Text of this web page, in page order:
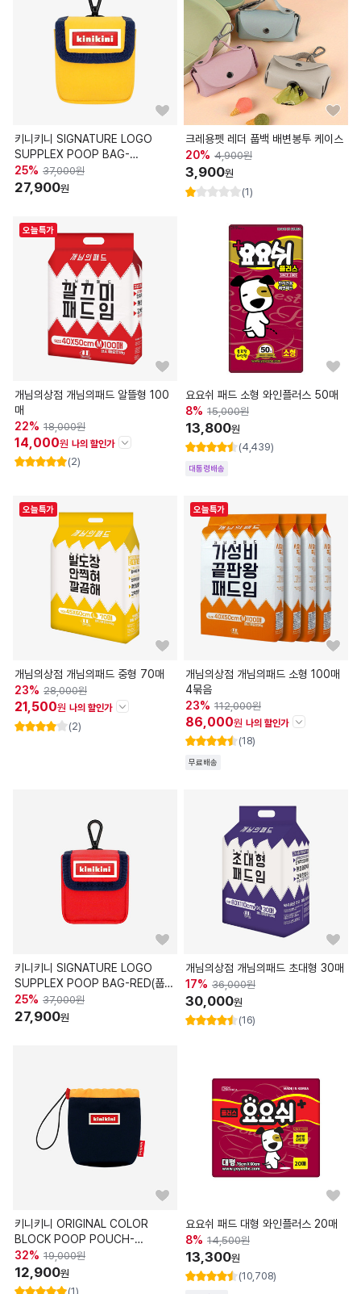
키니키니 SIGNATURE LOGO
SUPPLEX POOP BAG-
YELLOW(풉백)
25% 37,000원
27,900원
크레용펫 레더 풉백 배변봉투 케이스
20% 4,900원
3,900원
(1)
오늘특가
개님의상점 개님의패드 알뜰형 100
매
22% 18,000원
14,000원 나의 할인가
즉시할인
(2)
요요쉬 패드 소형 와인플러스 50매
8% 15,000원
13,800원
(4,439)
대통령배송
오늘특가
개님의상점 개님의패드 중형 70매
23% 28,000원
21,500원 나의 할인가
(2)
오늘특가
개님의상점 개님의패드 소형 100매
4묶음
23% 112,000원
86,000원 나의 할인가
판매가
(18)
무료배송
키니키니 SIGNATURE LOGO
SUPPLEX POOP BAG-RED(풉
백)
25% 37,000원
27,900원
개님의상점 개님의패드 초대형 30매
17% 36,000원
30,000원
(16)
키니키니 ORIGINAL COLOR
BLOCK POOP POUCH-
NAVY(파우치)
32% 19,000원
12,900원
(1)
요요쉬 패드 대형 와인플러스 20매
8% 14,500원
13,300원
(10,708)